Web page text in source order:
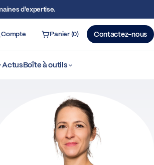
d'expertise.
Compte Panier (0) Contactez-nous
ActusBoîte à outils